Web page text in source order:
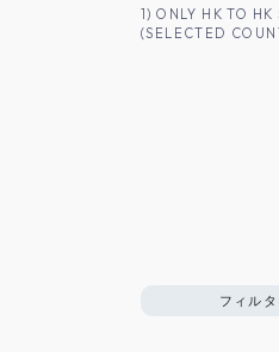
コンテンツへスキップ1) ONLY HK TO
(SELECTED
フィル